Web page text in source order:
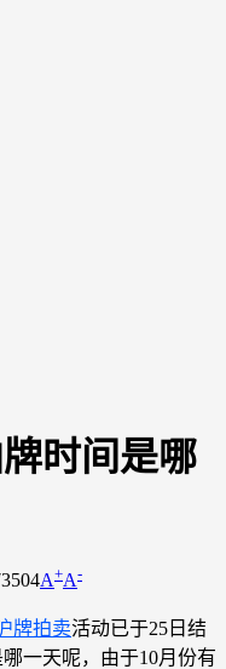
时间是哪
3504A+A-
牌拍卖活动已于25日结
一天呢，由于10月份有